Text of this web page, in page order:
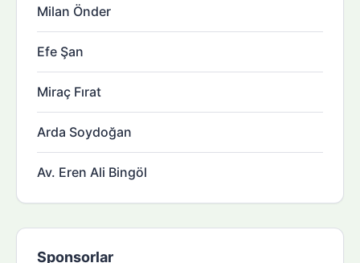
Milan Önder
Efe Şan
Miraç Fırat
Arda Soydoğan
Av. Eren Ali Bingöl
Sponsorlar